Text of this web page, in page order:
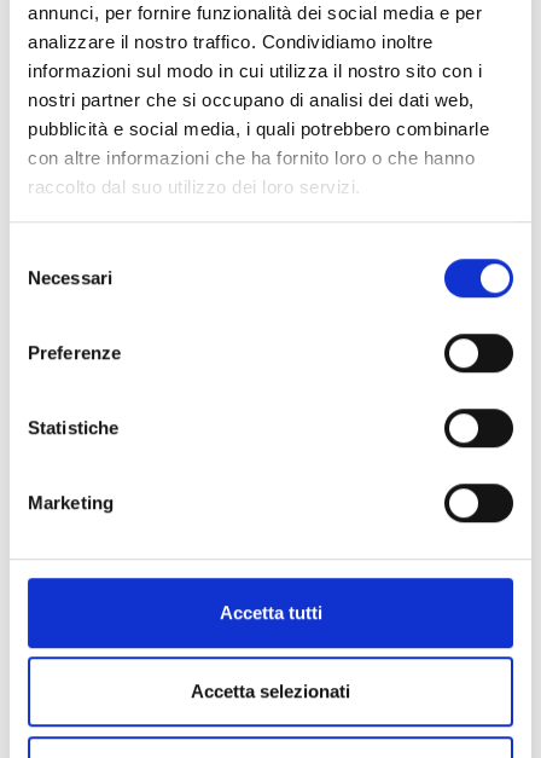
annunci, per fornire funzionalità dei social media e per
analizzare il nostro traffico. Condividiamo inoltre
informazioni sul modo in cui utilizza il nostro sito con i
nostri partner che si occupano di analisi dei dati web,
pubblicità e social media, i quali potrebbero combinarle
con altre informazioni che ha fornito loro o che hanno
raccolto dal suo utilizzo dei loro servizi.
delNecessari
Preferenze
Statistiche
Marketing
Accetta tutti
Accetta selezionati
indispensabili.
COOPI opera in Sudan e a El Fasher dal 2004, fornendo
assistenza umanitaria e concentrando i propri interventi a
sostegno delle comunità più vulnerabili, colpite da conflitti e
calamità naturali. Attraverso un approccio multisettoriale e
integrato, nel corso degli anni COOPI ha ampliato l’accesso
rifugi e beni non alimentari, promozione della
negli Stati del
Nord Darfur, Kassala e Khartoum.